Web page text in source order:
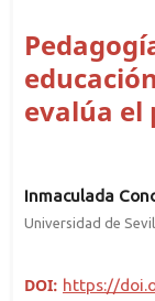
evalúa el
Inmaculada
Universidad de
DOI: https://